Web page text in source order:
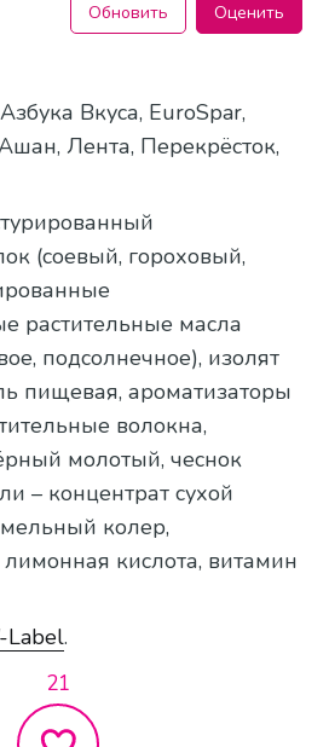
Обновить Оценить
Вкуса, EuroSpar,
Лента, Перекрёсток,
(соевый, гороховый,
растительные масла
подсолнечное), изолят
пищевая, ароматизаторы
волокна,
молотый, чеснок
– концентрат сухой
колер,
кислота, витамин
Label.
21